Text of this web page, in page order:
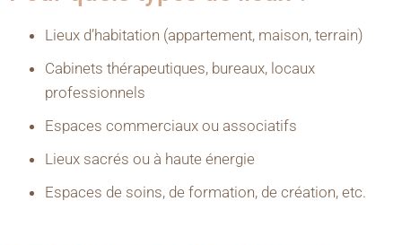
Lieux d’habitation (appartement, maison, terrain)
Cabinets thérapeutiques, bureaux, locaux
professionnels
Espaces commerciaux ou associatifs
Lieux sacrés ou à haute énergie
Espaces de soins, de formation, de création, etc.